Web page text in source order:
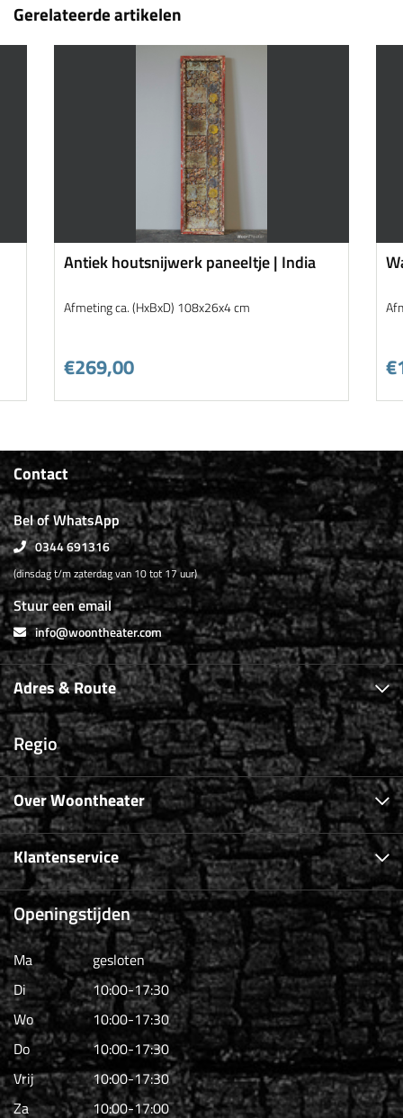
Gerelateerde artikelen
Antiek houtsnijwerk paneeltje | India
Afmeting ca. (HxBxD) 108x26x4 cm
€269,00
Contact
Bel of WhatsApp
0344 691316
(dinsdag t/m zaterdag van 10 tot 17 uur)
Stuur een email
info@woontheater.com
Adres & Route
Regio
Over Woontheater
Klantenservice
Openingstijden
Ma
gesloten
Di
10:00-17:30
Wo
10:00-17:30
Do
10:00-17:30
Vrij
10:00-17:30
Za
10:00-17:00